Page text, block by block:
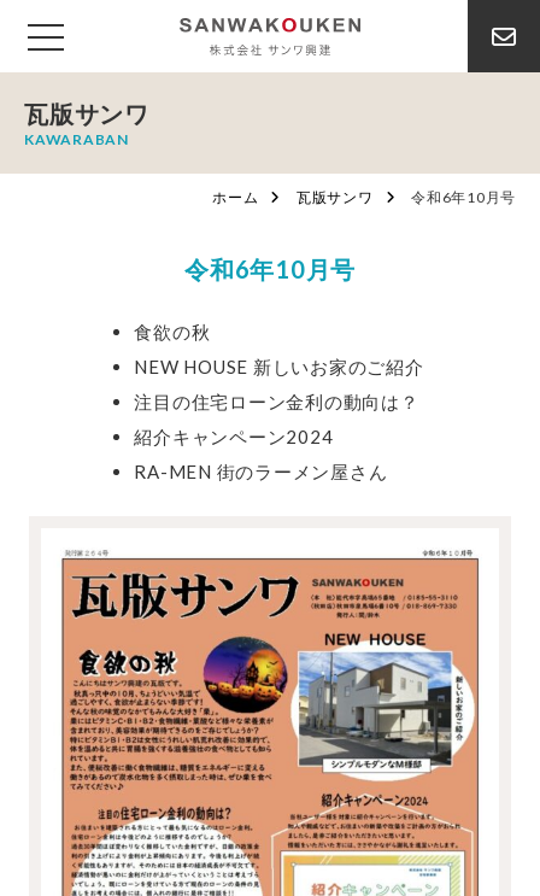
瓦版サンワ
KAWARABAN
ホーム 瓦版サンワ 令和6年10月号
令和6年10月号
食欲の秋
NEW HOUSE 新しいお家のご紹介
注目の住宅ローン金利の動向は？
紹介キャンペーン2024
RA-MEN 街のラーメン屋さん